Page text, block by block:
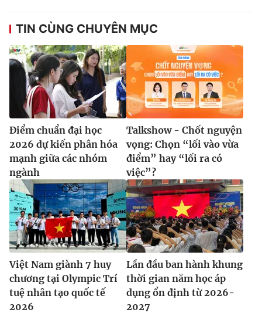
thuận bằng văn bản. Ghi rõ nguồn VTV.vn khi phát hành lại
thông tin từ website này.
TIN CÙNG CHUYÊN MỤC
Điểm chuẩn đại học
2026 dự kiến phân hóa
mạnh giữa các nhóm
ngành
Talkshow - Chốt nguyện
vọng: Chọn “lối vào vừa
điểm” hay “lối ra có
việc”?
Việt Nam giành 7 huy
chương tại Olympic Trí
tuệ nhân tạo quốc tế
2026
Lần đầu ban hành khung
thời gian năm học áp
dụng ổn định từ 2026-
2027